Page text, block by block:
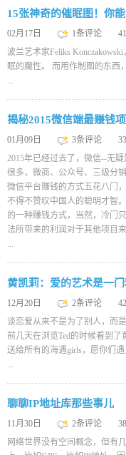
15张神奇的催眠图！你
02月17日 1条评论
波兰艺术家Feliks
眠的魔性。 而用作制图的东西
...
揭秘2015微信端最赚钱项
01月09日 3条评论
2015年已经过去了，微信--无
很多，微商、公众号、三级分
微信平台赚钱的方式五花八门
不得不赞叹中国人的聪明才智
的一种赚钱方式，当然，冷门
法所带来的利润对于其他项目来
...
黄凯莉：爱的艺术是一
12月20日 2条评论
谈恋爱从来不是为了别人，而
前几天在浏览Ted的时候看到了
送给所有的海遇girls，愿你们
...
聊聊IP地址库那些事儿
11月30日 2条评论
网络世界没有空间概念，但有